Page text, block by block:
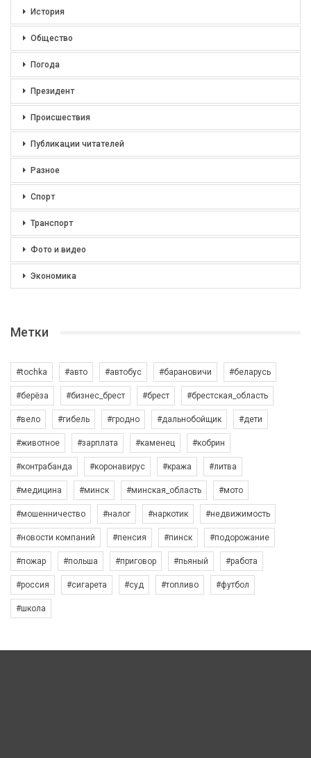
История
Общество
Погода
Президент
Происшествия
Публикации читателей
Разное
Спорт
Транспорт
Фото и видео
Экономика
Метки
#tochka #авто #автобус #барановичи #беларусь
#берёза #бизнес_брест #брест #брестская_область
#вело #гибель #гродно #дальнобойщик #дети
#животное #зарплата #каменец #кобрин
#контрабанда #коронавирус #кража #литва
#медицина #минск #минская_область #мото
#мошенничество #налог #наркотик #недвижимость
#новости компаний #пенсия #пинск #подорожание
#пожар #польша #приговор #пьяный #работа
#россия #сигарета #суд #топливо #футбол
#школа